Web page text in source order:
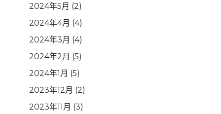
2024年5月 (2)
2024年4月 (4)
2024年3月 (4)
2024年2月 (5)
2024年1月 (5)
2023年12月 (2)
2023年11月 (3)